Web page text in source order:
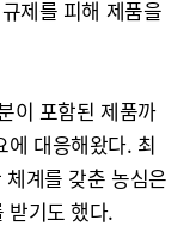
제를 피해 제품을
이 포함된 제품까
에 대응해왔다. 최
계를 갖춘 농심은
받기도 했다.